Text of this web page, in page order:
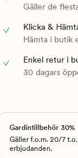
Gäller de
Klicka &
Hämta i butik
Enkel retur i
30 dagars
Gardintillbehör 30%
Gäller f.o.m. 20/7
erbjudanden.